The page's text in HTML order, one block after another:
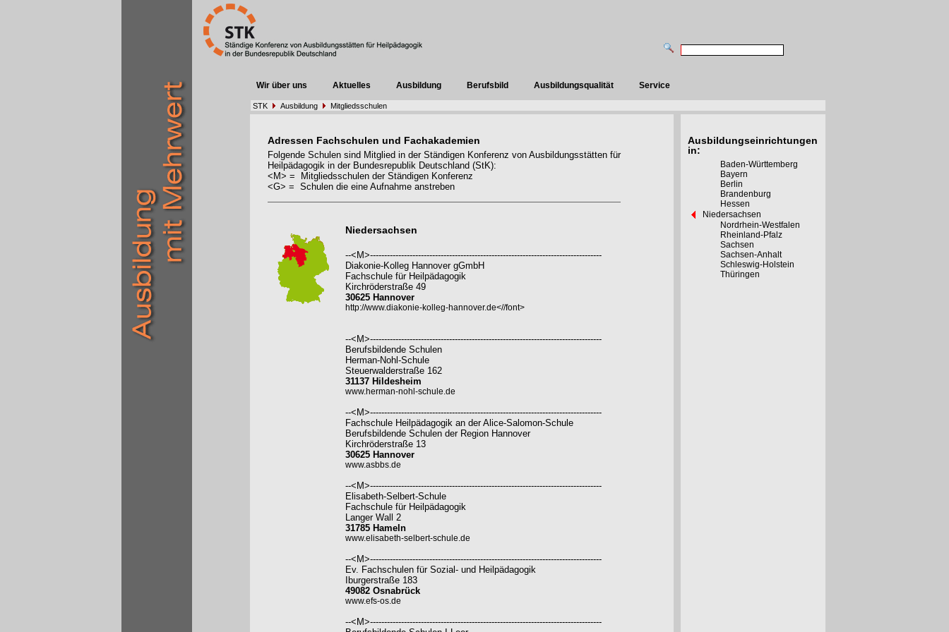
Wir über uns Aktuelles Ausbildung Berufsbild Ausbildungsqualität Service
STK Ausbildung Mitgliedsschulen
Adressen Fachschulen und Fachakademien
Folgende Schulen sind Mitglied in der Ständigen Konferenz von Ausbildungsstätten für
Heilpädagogik in der Bundesrepublik Deutschland (StK):
<M> = Mitgliedsschulen der Ständigen Konferenz
<G> = Schulen die eine Aufnahme anstreben
Niedersachsen
--<M>----------------------------------------------------------------------------------
Diakonie-Kolleg Hannover gGmbH
Fachschule für Heilpädagogik
Kirchröderstraße 49
30625 Hannover
http://www.diakonie-kolleg-hannover.de<//font>
--<M>----------------------------------------------------------------------------------
Berufsbildende Schulen
Herman-Nohl-Schule
Steuerwalderstraße 162
31137 Hildesheim
www.herman-nohl-schule.de
--<M>----------------------------------------------------------------------------------
Fachschule Heilpädagogik an der Alice-Salomon-Schule
Berufsbildende Schulen der Region Hannover
Kirchröderstraße 13
30625 Hannover
www.asbbs.de
--<M>----------------------------------------------------------------------------------
Elisabeth-Selbert-Schule
Fachschule für Heilpädagogik
Langer Wall 2
31785 Hameln
www.elisabeth-selbert-schule.de
--<M>----------------------------------------------------------------------------------
Ev. Fachschulen für Sozial- und Heilpädagogik
Iburgerstraße 183
49082 Osnabrück
www.efs-os.de
--<M>----------------------------------------------------------------------------------
Ausbildungseinrichtungen
in:
Baden-Württemberg
Bayern
Berlin
Brandenburg
Hessen
Niedersachsen
Nordrhein-Westfalen
Rheinland-Pfalz
Sachsen
Sachsen-Anhalt
Schleswig-Holstein
Thüringen